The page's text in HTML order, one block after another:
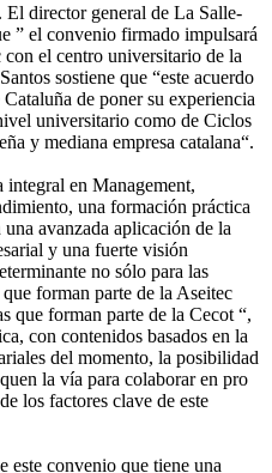
. El director general de La Salle-
” el convenio firmado impulsará
el centro universitario de la
sostiene que “este acuerdo
de poner su experiencia
universitario como de Ciclos
y mediana empresa catalana“.
en Management,
una formación práctica
avanzada aplicación de la
y una fuerte visión
no sólo para las
forman parte de la Aseitec
que forman parte de la Cecot “,
con contenidos basados ​​en la
del momento, la posibilidad
la vía para colaborar en pro
los factores clave de este
este convenio que tiene una